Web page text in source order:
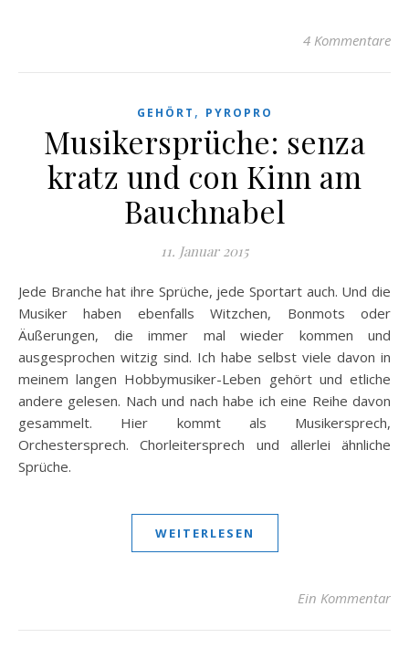
4 Kommentare
GEHÖRT , PYROPRO
Musikersprüche: senza
kratz und con Kinn am
Bauchnabel
11. Januar 2015
Jede Branche hat ihre Sprüche, jede Sportart auch. Und die
Musiker haben ebenfalls Witzchen, Bonmots oder
Äußerungen, die immer mal wieder kommen und
ausgesprochen witzig sind. Ich habe selbst viele davon in
meinem langen Hobbymusiker-Leben gehört und etliche
andere gelesen. Nach und nach habe ich eine Reihe davon
gesammelt. Hier kommt als Musikersprech,
Orchestersprech. Chorleitersprech und allerlei ähnliche
Sprüche.
WEITERLESEN
Ein Kommentar